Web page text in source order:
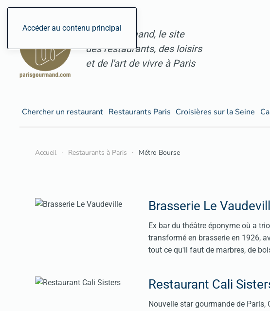
Accéder au contenu principal
ParisGourmand, le site
des restaurants, des loisirs
et de l'art de vivre à Paris
Chercher un restaurant Restaurants Paris Croisières sur la Seine
Accueil Restaurants à Paris Métro Bourse
Brasserie Le
Ex bar du théâtre éponyme où a
transformé en brasserie en 1926,
tout ce qu'il faut de marbres, de
Restaurant Cali
Nouvelle star gourmande de